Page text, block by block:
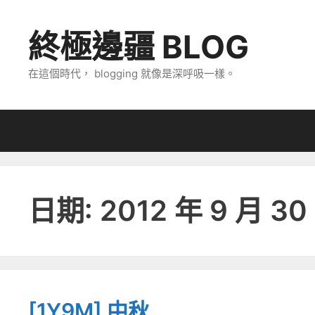
終極邊疆 BLOG
在這個時代， blogging 就像是深呼吸一樣。
日期: 2012 年 9 月 30